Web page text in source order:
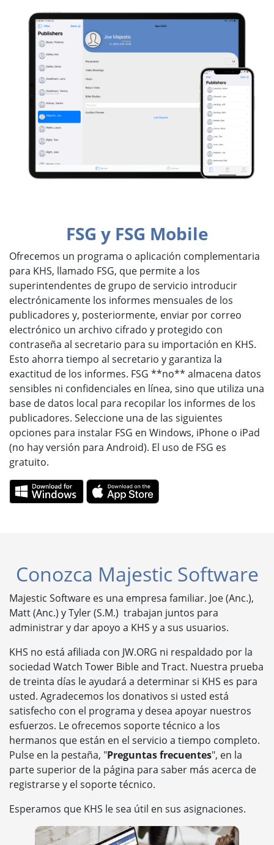
FSG y FSG Mobile
Ofrecemos un programa o aplicación complementaria
para KHS, llamado FSG, que permite a los
superintendentes de grupo de servicio introducir
electrónicamente los informes mensuales de los
publicadores y, posteriormente, enviar por correo
electrónico un archivo cifrado y protegido con
contraseña al secretario para su importación en KHS.
Esto ahorra tiempo al secretario y garantiza la
exactitud de los informes. FSG **no** almacena datos
sensibles ni confidenciales en línea, sino que utiliza una
base de datos local para recopilar los informes de los
publicadores. Seleccione una de las siguientes
opciones para instalar FSG en Windows, iPhone o iPad
(no hay versión para Android). El uso de FSG es
gratuito.
Conozca Majestic Software
Majestic Software es una empresa familiar. Joe (Anc.),
Matt (Anc.) y Tyler (S.M.) trabajan juntos para
administrar y dar apoyo a KHS y a sus usuarios.
KHS no está afiliada con JW.ORG ni respaldado por la
sociedad Watch Tower Bible and Tract. Nuestra prueba
de treinta días le ayudará a determinar si KHS es para
usted. Agradecemos los donativos si usted está
satisfecho con el programa y desea apoyar nuestros
esfuerzos. Le ofrecemos soporte técnico a los
hermanos que están en el servicio a tiempo completo.
Pulse en la pestaña, "Preguntas frecuentes", en la
parte superior de la página para saber más acerca de
registrarse y el soporte técnico.
Esperamos que KHS le sea útil en sus asignaciones.